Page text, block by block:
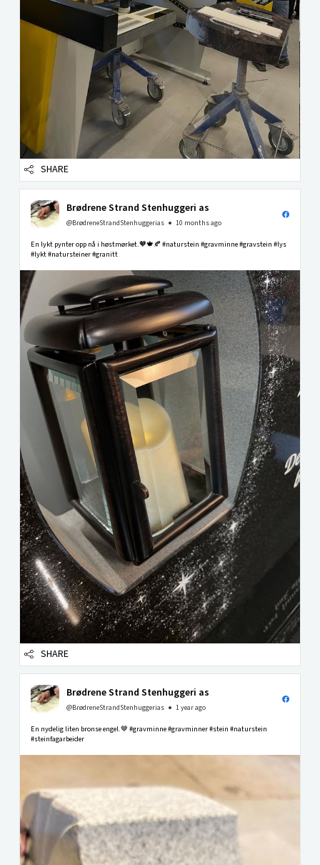
SHARE
Brødrene Strand Stenhuggeri as
@BrødreneStrandStenhuggerias 10 months ago
En lykt pynter opp nå i høstmørket.🧡🍁🍂 #naturstein #gravminne #gravstein #lys
#lykt #natursteiner #granitt
SHARE
Brødrene Strand Stenhuggeri as
@BrødreneStrandStenhuggerias 1 year ago
En nydelig liten bronse engel.🤎 #gravminne #gravminner #stein #naturstein
#steinfagarbeider